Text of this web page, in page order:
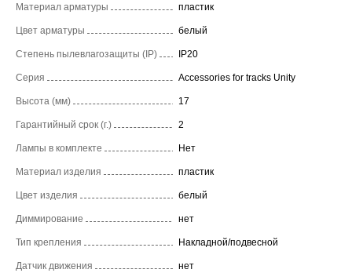
Материал арматуры пластик
Цвет арматуры белый
Степень пылевлагозащиты (IP) IP20
Серия Accessories for tracks Unity
Высота (мм) 17
Гарантийный срок (г.) 2
Лампы в комплекте Нет
Материал изделия пластик
Цвет изделия белый
Диммирование нет
Тип крепления Накладной/подвесной
Датчик движения нет